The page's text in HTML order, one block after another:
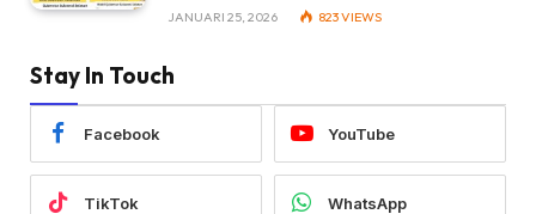
JANUARI 25, 2026 823VIEWS
Stay In Touch
Facebook YouTube
TikTok WhatsApp